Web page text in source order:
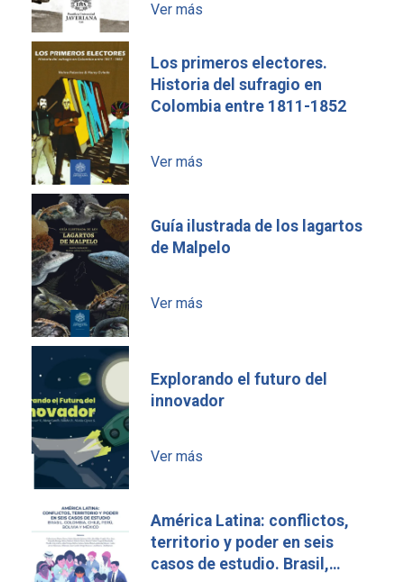
Ver más
Los primeros electores.
Historia del sufragio en
Colombia entre 1811-1852
Ver más
Guía ilustrada de los lagartos
de Malpelo
Ver más
Explorando el futuro del
innovador
Ver más
América Latina: conflictos,
territorio y poder en seis
casos de estudio. Brasil,